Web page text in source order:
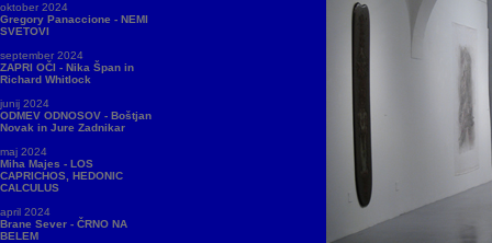
oktober 2024
Gregory Panaccione - NEMI
SVETOVI
september 2024
ZAPRI OČI - Nika Špan in
Richard Whitlock
junij 2024
ODMEV ODNOSOV - Boštjan
Novak in Jure Zadnikar
maj 2024
Miha Majes - LOS
CAPRICHOS, HEDONIC
CALCULUS
april 2024
Brane Sever - ČRNO NA
BELEM